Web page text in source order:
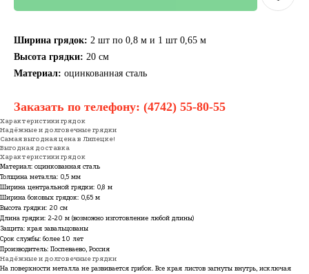
Ширина грядок: 2 шт по 0,8 м и 1 шт 0,65 м
Высота грядки: 20 см
Материал: оцинкованная сталь
Заказать по телефону: (4742) 55-80-55
Характеристики грядок
Надёжные и долговечные грядки
Самая выгодная цена в Липецке!
Выгодная доставка
Характеристики грядок
Материал: оцинкованная сталь
Толщина металла: 0,5 мм
Ширина центральной грядки: 0,8 м
Ширина боковых грядок: 0,65 м
Высота грядки: 20 см
Длина грядки: 2-20 м (возможно изготовление любой длины)
Защита: края завальцованы
Срок службы: более 10 лет
Производитель: Поспеваево, Россия
Надёжные и долговечные грядки
На поверхности металла не развивается грибок. Все края листов загнуты внутрь, исключая